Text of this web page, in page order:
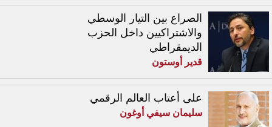
الصراع بين التيار الوسطي
والاشتراكيين داخل الحزب
الديمقراطي
قدير أوستون
على أعتاب العالم الرقمي
سليمان سيفي أوغون